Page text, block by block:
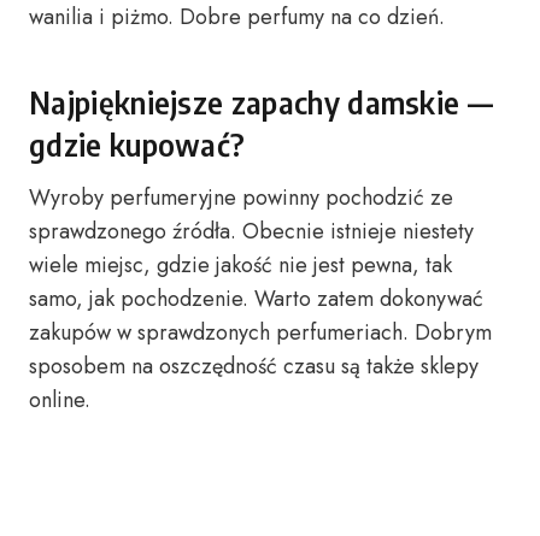
wanilia i piżmo. Dobre perfumy na co dzień.
Najpiękniejsze zapachy damskie —
gdzie kupować?
Wyroby perfumeryjne powinny pochodzić ze
sprawdzonego źródła. Obecnie istnieje niestety
wiele miejsc, gdzie jakość nie jest pewna, tak
samo, jak pochodzenie. Warto zatem dokonywać
zakupów w sprawdzonych perfumeriach. Dobrym
sposobem na oszczędność czasu są także sklepy
online.